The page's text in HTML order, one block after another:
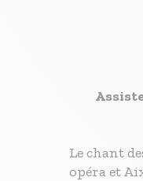
Le chant
opéra et